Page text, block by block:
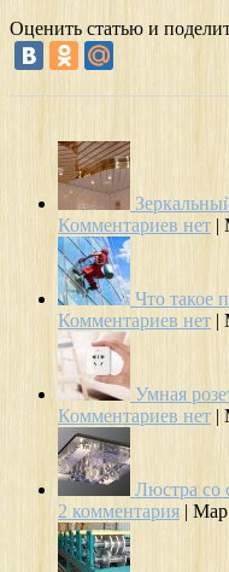
Оценить статью и
Комментариев нет |
Что такое
Комментариев нет |
Умная
Комментариев нет |
Люстра со
2 комментария | Мар